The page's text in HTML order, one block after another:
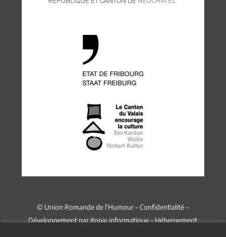
© Union Romande de l’Humour –Confidentialité–
Développement par itopie informatique– Hébergement